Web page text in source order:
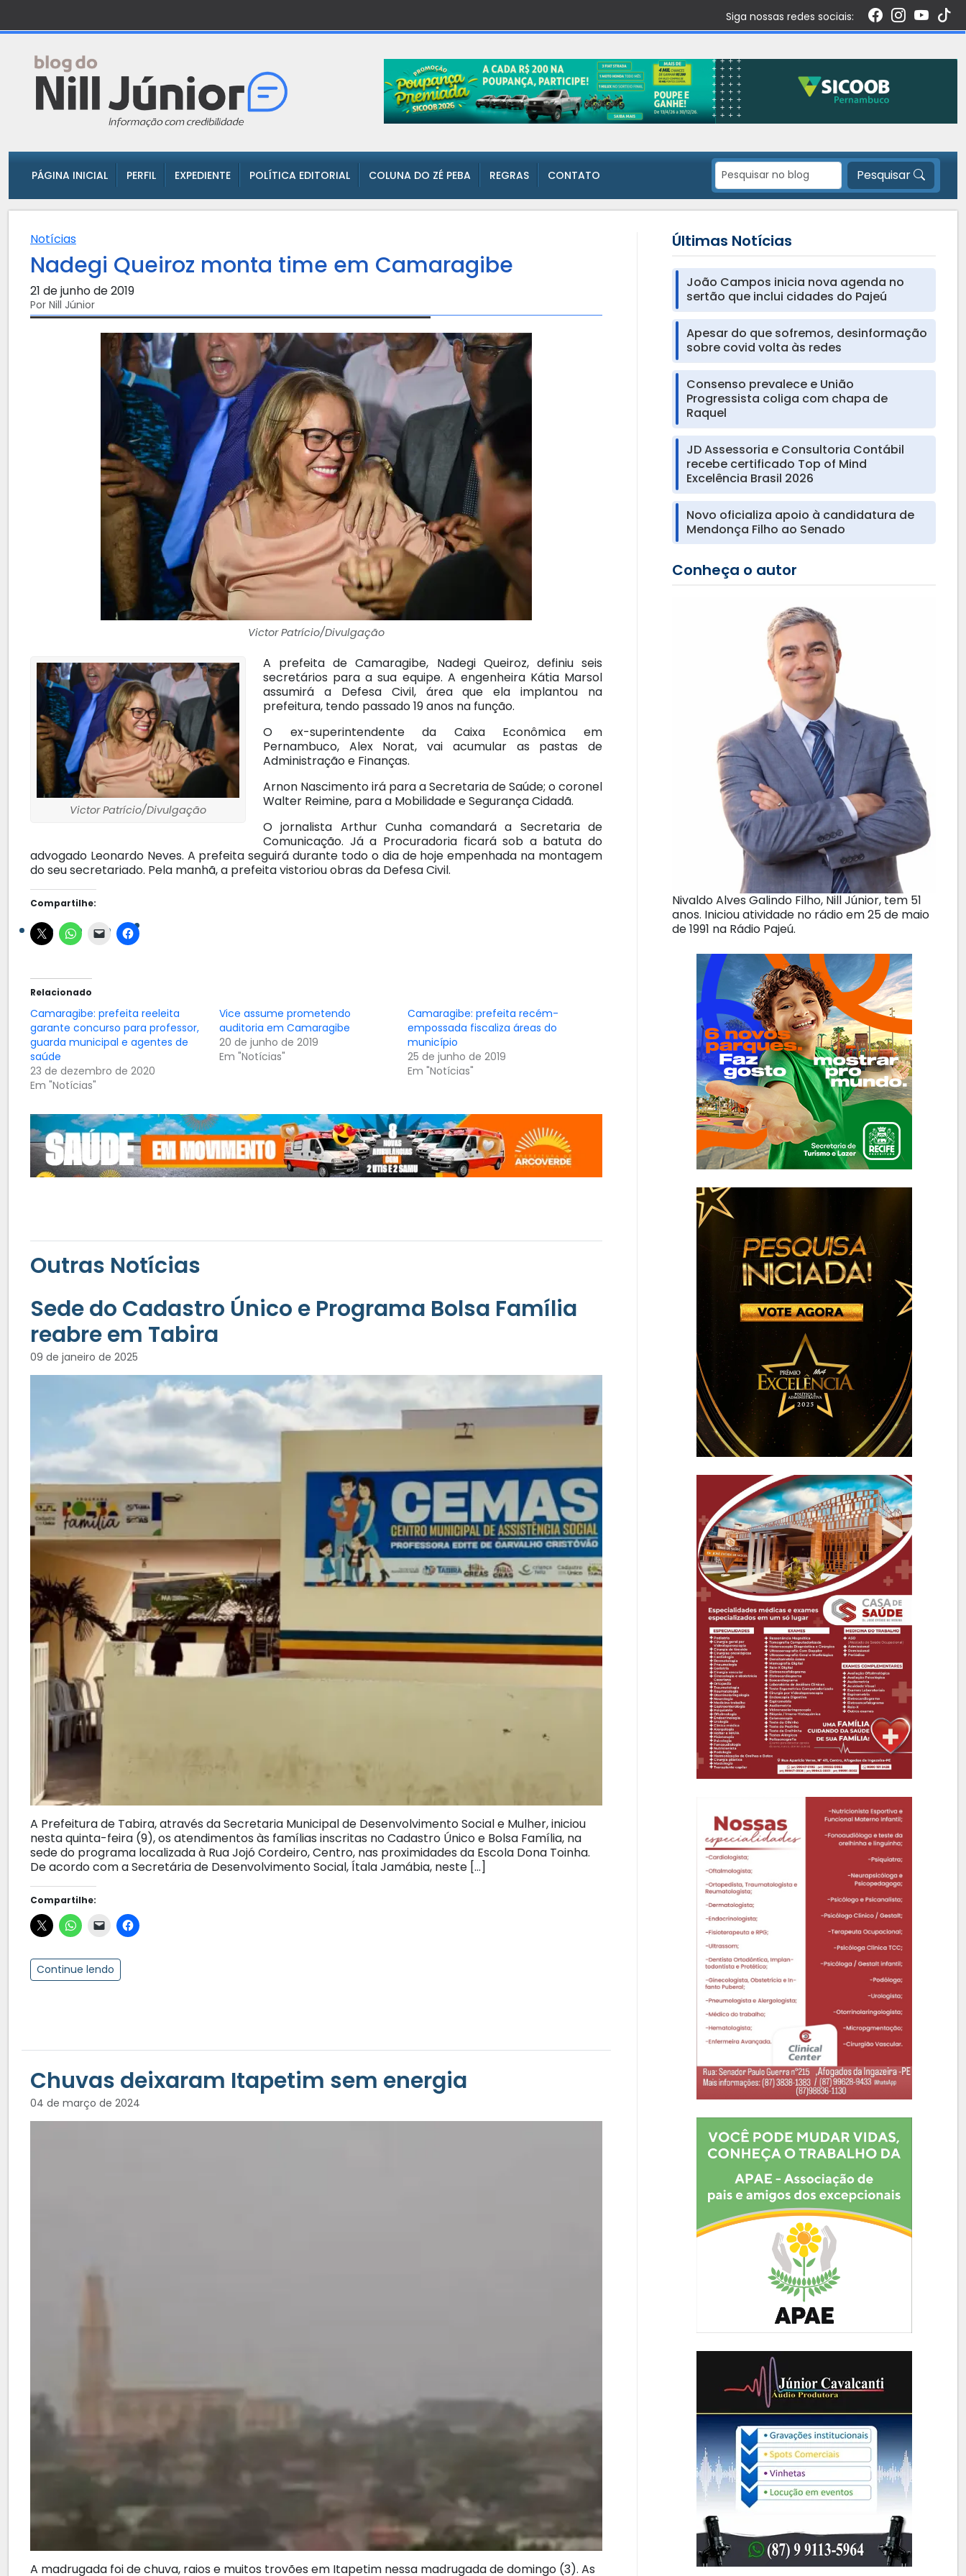
Siga nossas redes sociais:
PÁGINA INICIAL PERFIL EXPEDIENTE POLÍTICA EDITORIAL COLUNA DO ZÉ PEBA REGRAS CONTATO Pesquisar
Notícias
Nadegi Queiroz monta time em Camaragibe
21 de junho de 2019
Por Nill Júnior
Victor Patrício/Divulgação
Victor Patrício/Divulgação
A prefeita de Camaragibe, Nadegi Queiroz, definiu seis
secretários para a sua equipe. A engenheira Kátia Marsol
assumirá a Defesa Civil, área que ela implantou na
prefeitura, tendo passado 19 anos na função.
O ex-superintendente da Caixa Econômica em
Pernambuco, Alex Norat, vai acumular as pastas de
Administração e Finanças.
Arnon Nascimento irá para a Secretaria de Saúde; o coronel
Walter Reimine, para a Mobilidade e Segurança Cidadã.
O jornalista Arthur Cunha comandará a Secretaria de
Comunicação. Já a Procuradoria ficará sob a batuta do
advogado Leonardo Neves. A prefeita seguirá durante todo o dia de hoje empenhada na montagem
do seu secretariado. Pela manhã, a prefeita vistoriou obras da Defesa Civil.
Compartilhe:
Relacionado
Camaragibe: prefeita reeleita
garante concurso para professor,
guarda municipal e agentes de
saúde
23 de dezembro de 2020
Em "Notícias"
Vice assume prometendo
auditoria em Camaragibe
20 de junho de 2019
Em "Notícias"
Camaragibe: prefeita recém-
empossada fiscaliza áreas do
município
25 de junho de 2019
Em "Notícias"
Outras Notícias
Sede do Cadastro Único e Programa Bolsa Família
reabre em Tabira
09 de janeiro de 2025
A Prefeitura de Tabira, através da Secretaria Municipal de Desenvolvimento Social e Mulher, iniciou
nesta quinta-feira (9), os atendimentos às famílias inscritas no Cadastro Único e Bolsa Família, na
sede do programa localizada à Rua Jojó Cordeiro, Centro, nas proximidades da Escola Dona Toinha.
De acordo com a Secretária de Desenvolvimento Social, Ítala Jamábia, neste […]
Compartilhe:
Continue lendo
Chuvas deixaram Itapetim sem energia
04 de março de 2024
A madrugada foi de chuva, raios e muitos trovões em Itapetim nessa madrugada de domingo (3). As
Últimas Notícias
João Campos inicia nova agenda no
sertão que inclui cidades do Pajeú
Apesar do que sofremos, desinformação
sobre covid volta às redes
Consenso prevalece e União
Progressista coliga com chapa de
Raquel
JD Assessoria e Consultoria Contábil
recebe certificado Top of Mind
Excelência Brasil 2026
Novo oficializa apoio à candidatura de
Mendonça Filho ao Senado
Conheça o autor
Nivaldo Alves Galindo Filho, Nill Júnior, tem 51
anos. Iniciou atividade no rádio em 25 de maio
de 1991 na Rádio Pajeú.